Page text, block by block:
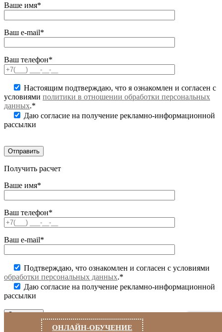
Ваше имя*
Ваш e-mail*
Ваш телефон*
Настоящим подтверждаю, что я ознакомлен и согласен с
условиями политики в отношении обработки персональных
данных.*
Даю согласие на получение рекламно-информационной
рассылки
Получить расчет
Ваше имя*
Ваш телефон*
Ваш e-mail*
Подтверждаю, что ознакомлен и согласен с условиями
обработки персональных данных.*
Даю согласие на получение рекламно-информационной
рассылки
ОНЛАЙН-ОБУЧЕНИЕ